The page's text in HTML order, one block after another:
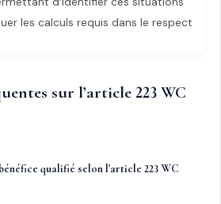
les calculs requis dans le respect
sur l’article 223 WC
qualifié selon l'article 223 WC